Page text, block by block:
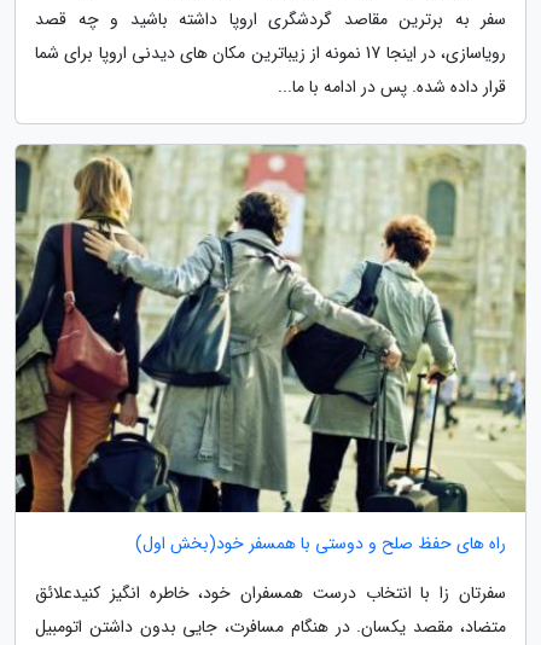
سفر به برترین مقاصد گردشگری اروپا داشته باشید و چه قصد
رویاسازی، در اینجا 17 نمونه از زیباترین مکان های دیدنی اروپا برای شما
قرار داده شده. پس در ادامه با ما...
راه های حفظ صلح و دوستی با همسفر خود(بخش اول)
سفرتان زا با انتخاب درست همسفران خود، خاطره انگیز کنیدعلائق
متضاد، مقصد یکسان. در هنگام مسافرت، جایی بدون داشتن اتومبیل